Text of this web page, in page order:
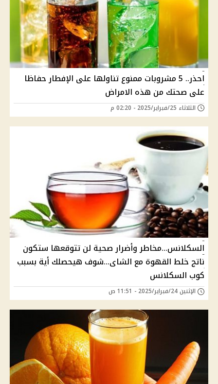
احذر.. 5 مشروبات ممنوع تناولها على الإفطار حفاظا
على صحتك من هذه الامراض
الثلاثاء 25/فبراير/2025 - 02:20 م
السكلانس...مخاطر وأضرار صحية لن تتوقعها ستكون
ناتج خلط القهوة مع الشاى...شوف هيحصلك أية بسبب
كوب السكلانس
الإثنين 24/فبراير/2025 - 11:51 ص